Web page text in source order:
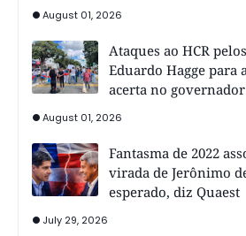
August 01, 2026
Ataques ao HCR
Eduardo Hagge para
acerta no governador
August 01, 2026
Fantasma de 2022
virada de Jerônimo
esperado, diz Quaest
July 29, 2026